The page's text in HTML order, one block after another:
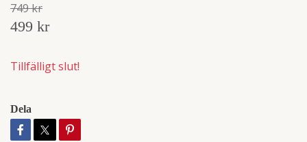
749 kr
499 kr
Tillfälligt slut!
Dela